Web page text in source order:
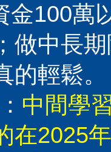
金100萬
做中長
的輕鬆。
中間學
在2025